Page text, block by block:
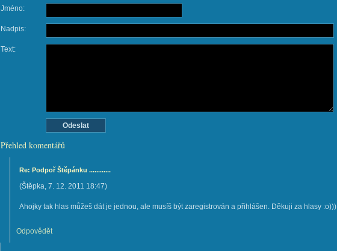
Jméno:
Nadpis:
Text:
Přehled komentářů
Re: Podpoř Štěpánku ............
(Štěpka, 7. 12. 2011 18:47)
Ahojky tak hlas můžeš dát je jednou, ale musíš být zaregistrován a přihlášen. Děkuji za hlasy :o)))
Odpovědět